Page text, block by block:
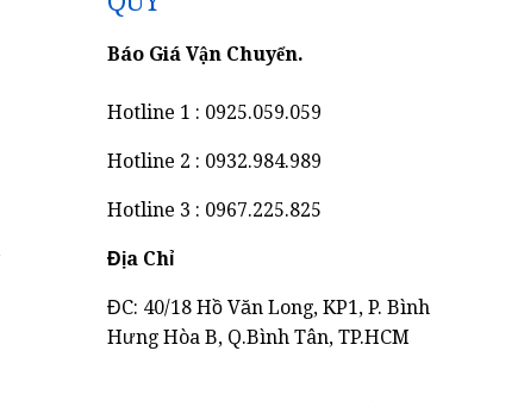
Báo Giá Vận Chuyển.
Hotline 1 : 0925.059.059
Hotline 2 : 0932.984.989
Hotline 3 : 0967.225.825
Địa Chỉ
ĐC: 40/18 Hồ Văn Long, KP1, P. Bình
Hưng Hòa B, Q.Bình Tân, TP.HCM